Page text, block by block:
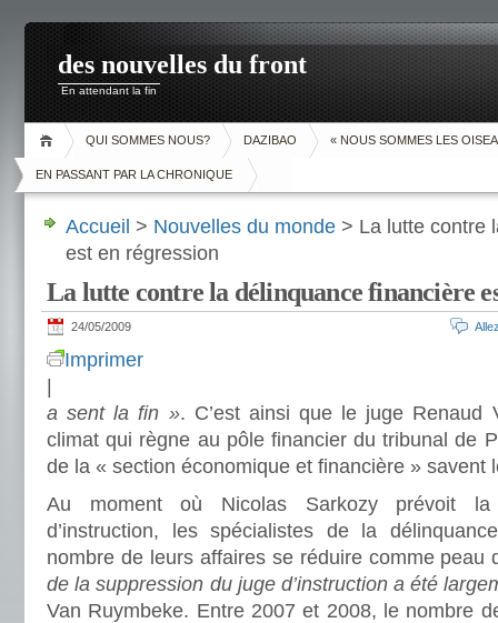
des nouvelles du front
En attendant la fin
QUI SOMMES NOUS? DAZIBAO « NOUS SOMMES LES
EN PASSANT PAR LA CHRONIQUE
Accueil > Nouvelles du monde > La lutte contre
est en régression
La lutte contre la délinquance financière
24/05/2009
Imprimer
a sent la fin ». C’est ainsi que le juge Renaud
climat qui règne au pôle financier du tribunal de
de la « section économique et financière » savent
Au moment où Nicolas Sarkozy prévoit
d’instruction, les spécialistes de la
nombre de leurs affaires se réduire comme peau
de la suppression du juge d’instruction a été
Van Ruymbeke. Entre 2007 et 2008, le nombre